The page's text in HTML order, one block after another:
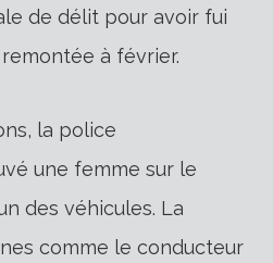
de délit pour avoir fui
à février.
la police
une femme sur le
des véhicules. La
comme le conducteur